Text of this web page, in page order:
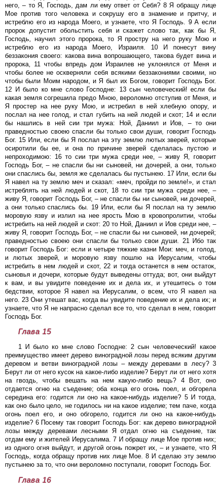
него, – то Я, Господь, дам ли ему ответ от Себя? 8 Я обращу лице
Мое против того человека и сокрушу его в знамение и притчу, и
истреблю его из народа Моего, и узнаете, что Я Господь. 9 А если
пророк допустит обольстить себя и скажет слово так, как бы Я,
Господь, научил этого пророка, то Я простру на него руку Мою и
истреблю его из народа Моего, Израиля. 10 И понесут вину
беззакония своего: какова вина вопрошающего, такова будет вина и
пророка, 11 чтобы впредь дом Израилев не уклонялся от Меня и
чтобы более не оскверняли себя всякими беззакониями своими, но
чтобы были Моим народом, и Я был их Богом, говорит Господь Бог.
12 И было ко мне слово Господне: 13 сын человеческий! если бы
какая земля согрешила предо Мною, вероломно отступив от Меня, и
Я простер на нее руку Мою, и истребил в ней хлебную опору, и
послал на нее голод, и стал губить на ней людей и скот; 14 и если
бы нашлись в ней сии три мужа: Ной, Даниил и Иов, – то они
праведностью своею спасли бы только свои души, говорит Господь
Бог. 15 Или, если бы Я послал на эту землю лютых зверей, которые
осиротили бы ее, и она по причине зверей сделалась пустою и
непроходимою: 16 то сии три мужа среди нее, – живу Я, говорит
Господь Бог, – не спасли бы ни сыновей, ни дочерей, а они, только
они спаслись бы, земля же сделалась бы пустынею. 17 Или, если бы
Я навел на ту землю меч и сказал: «меч, пройди по земле!», и стал
истреблять на ней людей и скот, 18 то сии три мужа среди нее, –
живу Я, говорит Господь Бог, – не спасли бы ни сыновей, ни дочерей,
а они только спаслись бы. 19 Или, если бы Я послал на ту землю
моровую язву и излил на нее ярость Мою в кровопролитии, чтобы
истребить на ней людей и скот: 20 то Ной, Даниил и Иов среди нее, –
живу Я, говорит Господь Бог, – не спасли бы ни сыновей, ни дочерей;
праведностью своею они спасли бы только свои души. 21 Ибо так
говорит Господь Бог: если и четыре тяжкие казни Мои: меч, и голод,
и лютых зверей, и моровую язву пошлю на Иерусалим, чтобы
истребить в нем людей и скот, 22 и тогда останется в нем остаток,
сыновья и дочери, которые будут выведены оттуда; вот, они выйдут
к вам, и вы увидите поведение их и дела их, и утешитесь о том
бедствии, которое Я навел на Иерусалим, о всем, что Я навел на
него. 23 Они утешат вас, когда вы увидите поведение их и дела их; и
узнаете, что Я не напрасно сделал все то, что сделал в нем, говорит
Господь Бог.
Глава 15
1 И было ко мне слово Господне: 2 сын человеческий! какое
преимущество имеет дерево виноградной лозы перед всяким другим
деревом и ветви виноградной лозы – между деревами в лесу? 3
Берут ли от него кусок на какое-либо изделие? Берут ли от него хотя
на гвоздь, чтобы вешать на нем какую-либо вещь? 4 Вот, оно
отдается огню на съедение; оба конца его огонь поел, и обгорела
середина его: годится ли оно на какое-нибудь изделие? 5 И тогда,
как оно было цело, не годилось ни на какое изделие; тем паче, когда
огонь поел его, и оно обгорело, годится ли оно на какое-нибудь
изделие? 6 Посему так говорит Господь Бог: как дерево виноградной
лозы между деревами лесными Я отдал огню на съедение, так
отдам ему и жителей Иерусалима. 7 И обращу лице Мое против них;
из одного огня выйдут, и другой огонь пожрет их, – и узнаете, что Я
Господь, когда обращу против них лице Мое. 8 И сделаю эту землю
пустынею за то, что они вероломно поступали, говорит Господь Бог.
Глава 16